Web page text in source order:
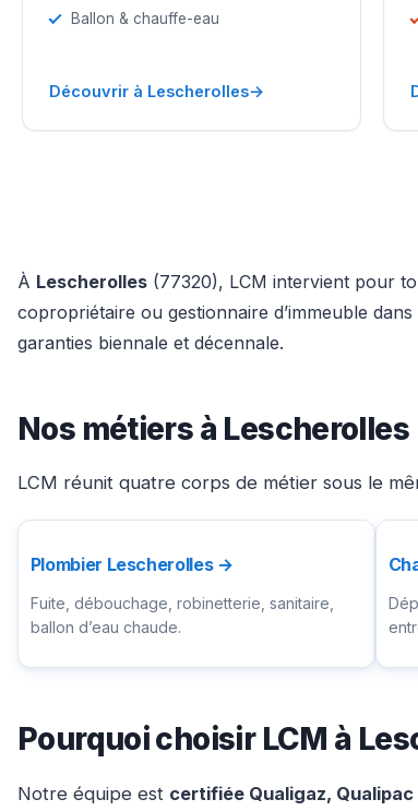
Ballon & chauffe-eau
Découvrir à Lescherolles→
À Lescherolles (77320), LCM intervient pour
copropriétaire ou gestionnaire d’immeuble
garanties biennale et décennale.
Nos métiers à Lescherolles
LCM réunit quatre corps de métier sous le
Plombier Lescherolles →
Fuite, débouchage, robinetterie, sanitaire,
ballon d’eau chaude.
Pourquoi choisir LCM à
Notre équipe est certifiée Qualigaz,